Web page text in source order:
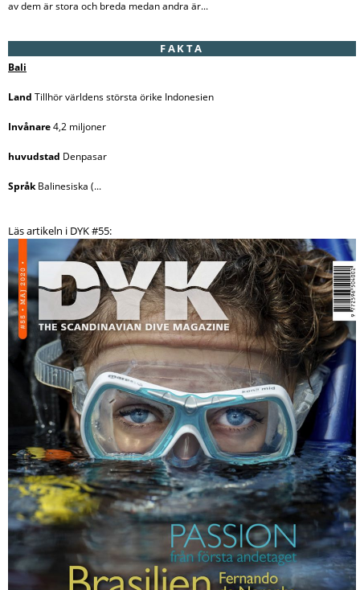
av dem är stora och breda medan andra är...
FAKTA
Bali
Land Tillhör världens största örike Indonesien
Invånare4,2 miljoner
huvudstad Denpasar
SpråkBalinesiska (...
Läs artikeln i DYK #55: